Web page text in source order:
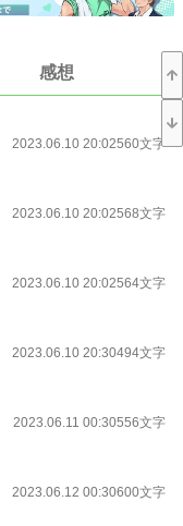
感想
2023.06.10 20:02560文字
2023.06.10 20:02568文字
2023.06.10 20:02564文字
2023.06.10 20:30494文字
2023.06.11 00:30556文字
2023.06.12 00:30600文字